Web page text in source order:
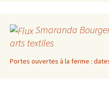
Smaranda
arts textiles
Portes ouvertes à la ferme :